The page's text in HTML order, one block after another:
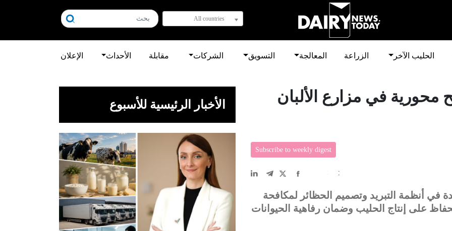
All countries
الحليب الآخر الزراعة المعالجة التسويق الشركات مقابلة الأحداث الإعلان
محورية في مزارع الألبان
Subscribe to weekly digest
中文
DE عربى
في أنظمة التبريد وتصميم الحظائر لمكافحة
على إنتاج الحليب وضمان رفاهية الحيوانات
الأخبار الرئيسية للأسبوع